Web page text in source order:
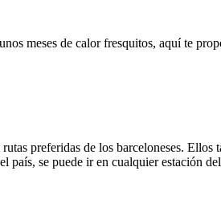
meses de calor fresquitos, aquí te
preferidas de los barceloneses. Ellos
país, se puede ir en cualquier estación